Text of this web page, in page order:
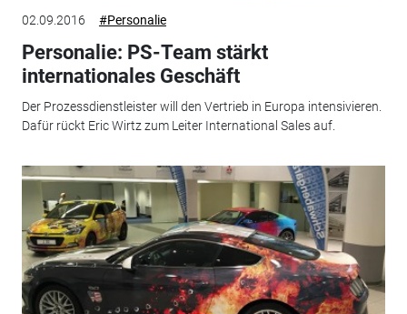
02.09.2016 #Personalie
Personalie: PS-Team stärkt
internationales Geschäft
Der Prozessdienstleister will den Vertrieb in Europa intensivieren.
Dafür rückt Eric Wirtz zum Leiter International Sales auf.